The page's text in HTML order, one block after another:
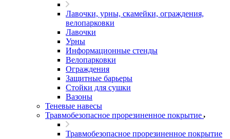
Лавочки, урны, скамейки, ограждения,
велопарковки
Лавочки
Урны
Информационные стенды
Велопарковки
Ограждения
Защитные барьеры
Стойки для сушки
Вазоны
Теневые навесы
Травмобезопасное прорезиненное покрытие
Травмобезопасное прорезиненное покрытие